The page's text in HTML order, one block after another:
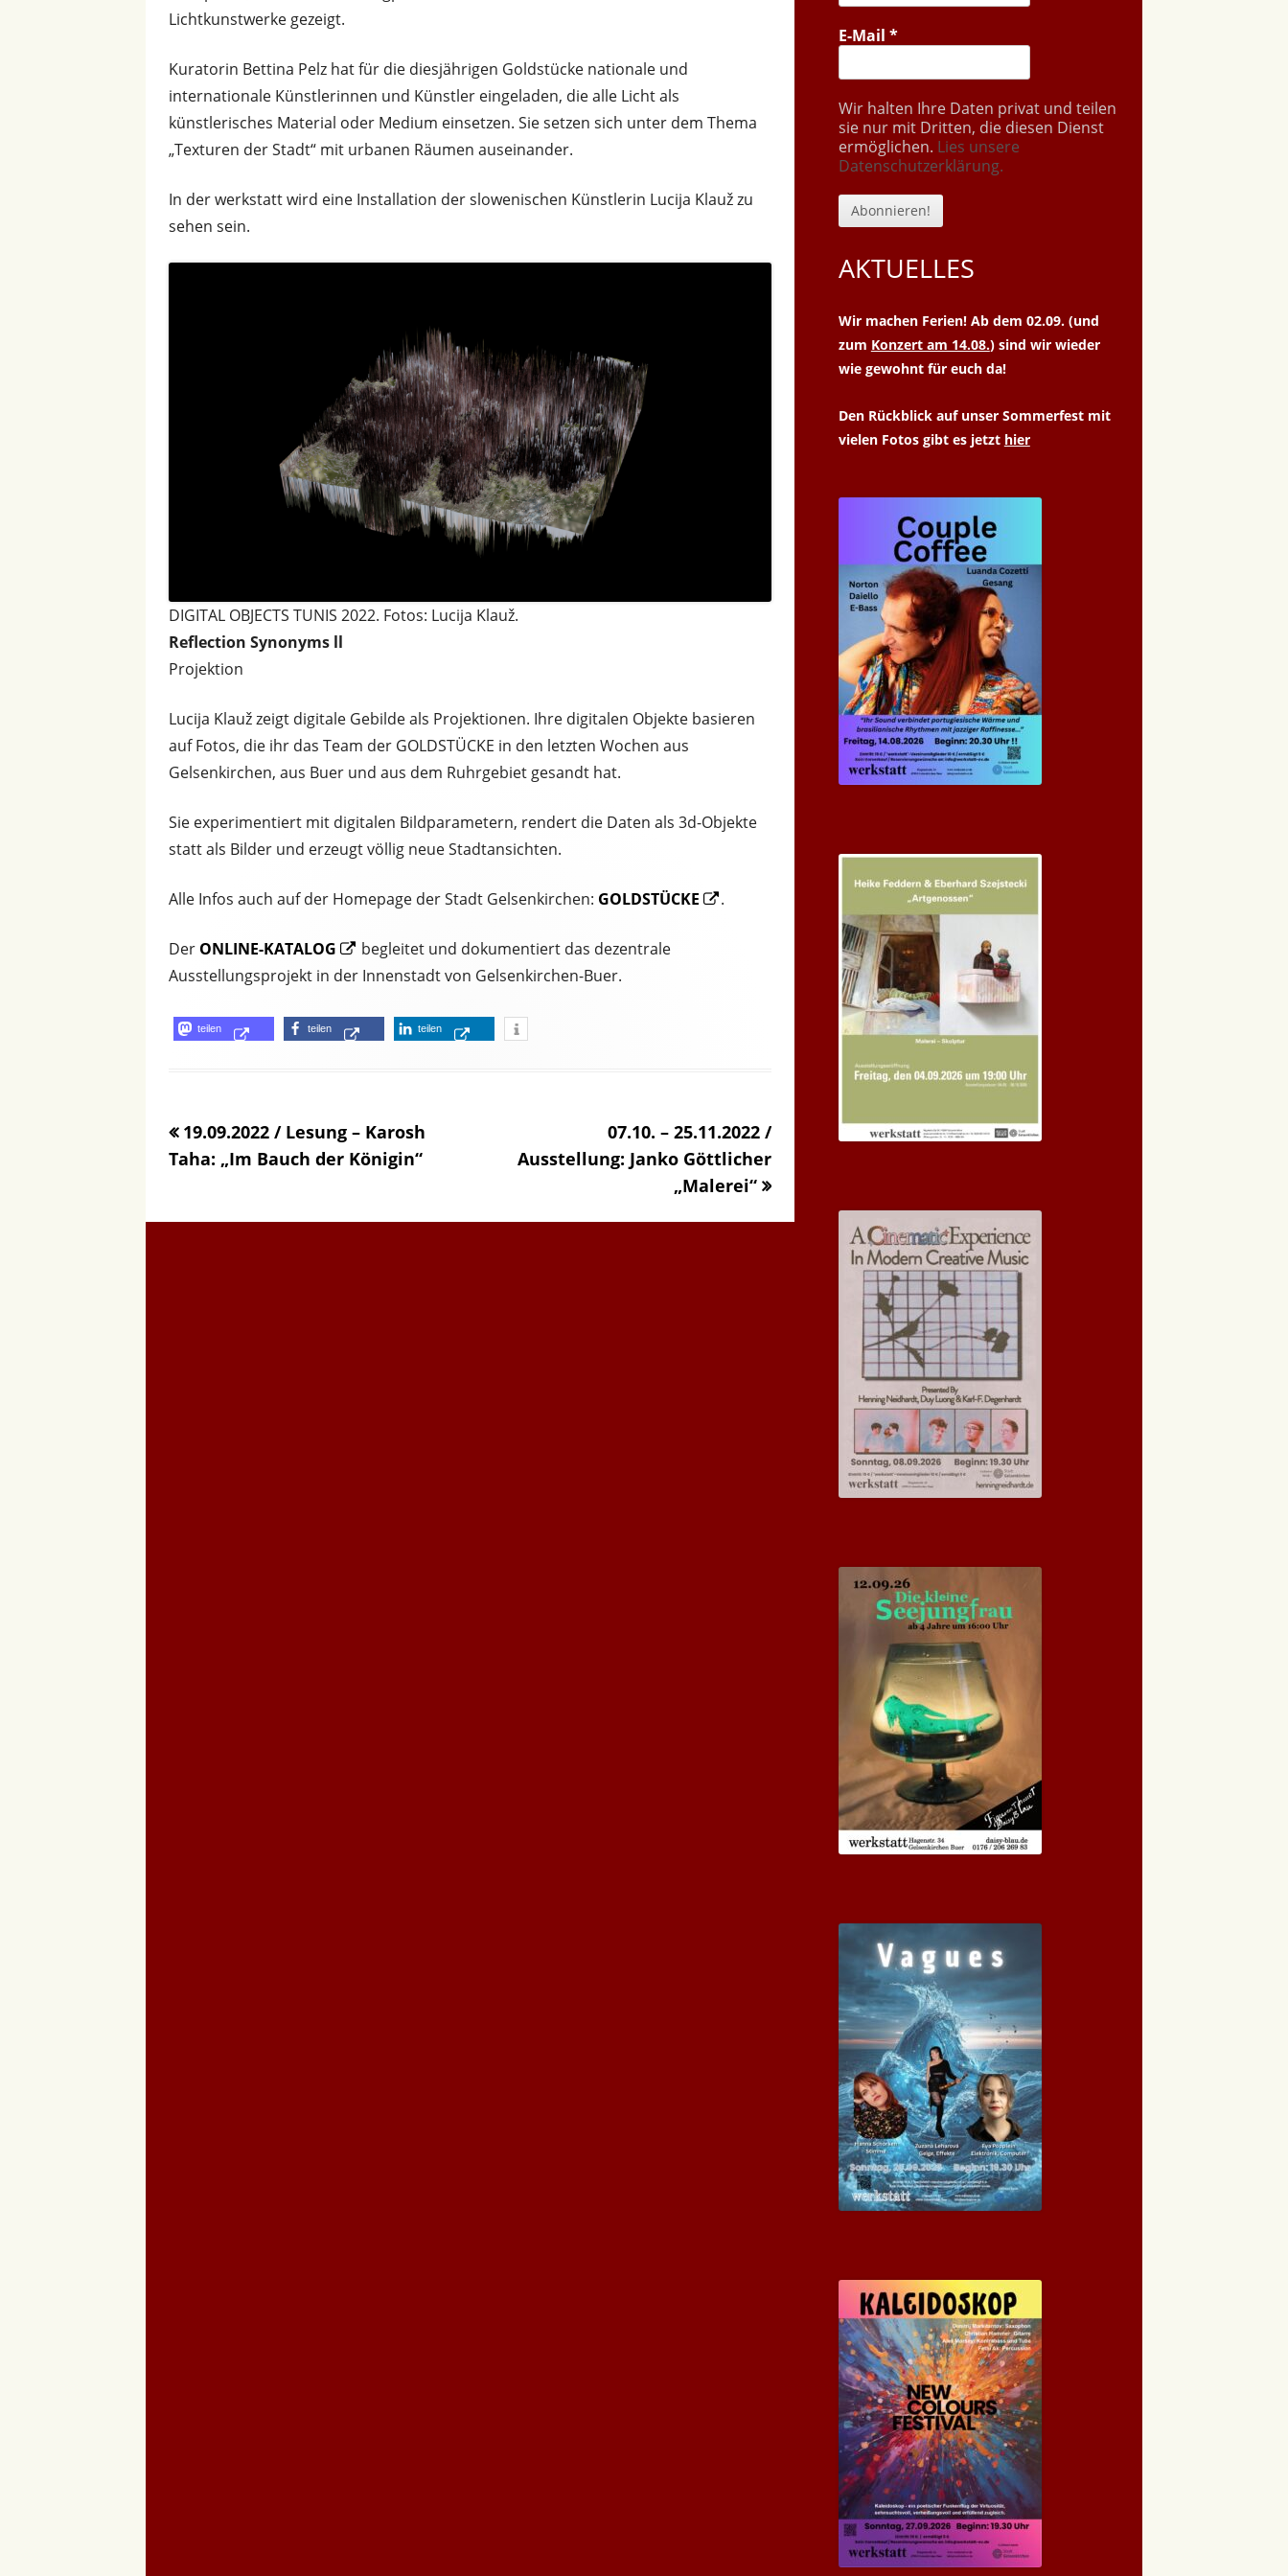
Lichtkunstwerke gezeigt.
Kuratorin Bettina Pelz hat für die diesjährigen Goldstücke nationale und
internationale Künstlerinnen und Künstler eingeladen, die alle Licht als
künstlerisches Material oder Medium einsetzen. Sie setzen sich unter dem Thema
„Texturen der Stadt“ mit urbanen Räumen auseinander.
In der werkstatt wird eine Installation der slowenischen Künstlerin Lucija Klauž zu
sehen sein.
DIGITAL OBJECTS TUNIS 2022. Fotos: Lucija Klauž.
Reflection Synonyms ll
Projektion
Lucija Klauž zeigt digitale Gebilde als Projektionen. Ihre digitalen Objekte basieren
auf Fotos, die ihr das Team der GOLDSTÜCKE in den letzten Wochen aus
Gelsenkirchen, aus Buer und aus dem Ruhrgebiet gesandt hat.
Sie experimentiert mit digitalen Bildparametern, rendert die Daten als 3d-Objekte
statt als Bilder und erzeugt völlig neue Stadtansichten.
Alle Infos auch auf der Homepage der Stadt Gelsenkirchen: GOLDSTÜCKE
Opens
.
Der ONLINE-KATALOG
Opens
in
new
begleitet und dokumentiert das dezentrale
Ausstellungsprojekt in der Innenstadt von Gelsenkirchen-Buer.
teilen
Opens
window
teilen
Opens
window
teilen
Opens
window
19.09.2022 / Lesung – Karosh
Taha: „Im Bauch der Königin“
«07.10. – 25.11.2022 /
Ausstellung: Janko Göttlicher
„Malerei“
E-Mail *
Wir halten Ihre Daten privat und teilen
sie nur mit Dritten, die diesen Dienst
ermöglichen. Lies unsere
Datenschutzerklärung.
AKTUELLES
Wir machen Ferien! Ab dem 02.09. (und
zum Konzert am 14.08.) sind wir wieder
wie gewohnt für euch da!
Den Rückblick auf unser Sommerfest mit
vielen Fotos gibt es jetzt hier